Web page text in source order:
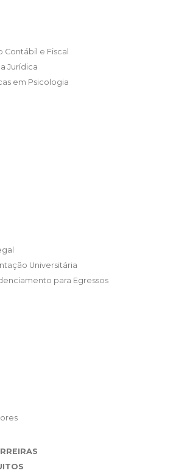
Contábil e Fiscal
Jurídica
em Psicologia
Universitária
para Egressos